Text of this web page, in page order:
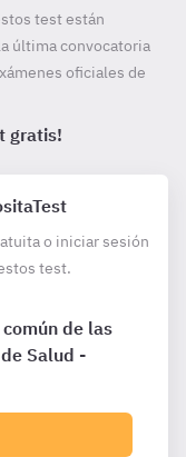
test están
última convocatoria
oficiales de
gratis!
o iniciar sesión
test.
de las
Salud -